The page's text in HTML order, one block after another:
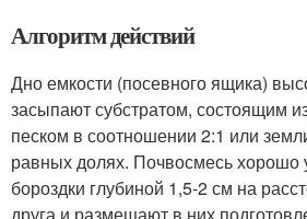
Алгоритм действий
Дно емкости (посевного ящика)
засыпают субстратом, состоящим
песком в соотношении 2:1 или
равных долях. Почвосмесь хорошо
бороздки глубиной 1,5-2 см на